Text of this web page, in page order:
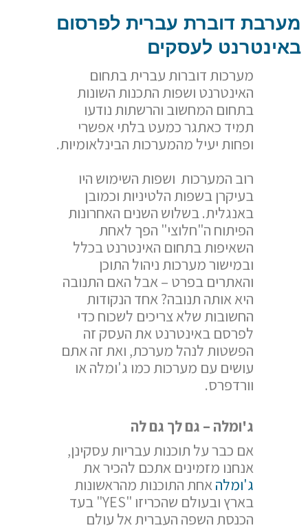
מערבת דוברת עברית לפרסום
באינטרנט לעסקים
מערכות דוברות עברית בתחום
האינטרנט ושפות התכנות השונות
בתחום המחשוב והרשתות נודעו
תמיד כאתגר כמעט בלתי אפשרי
ופחות יעיל מהמערכות הבינלאומיות.
רוב המערכות ושפות השימוש היו
בעיקרן בשפות הלטיניות וכמובן
באנגלית. בשלוש השנים האחרונות
הפיתוח ה"חלוצי" הפך לאחת
השאיפות בתחום האינטרנט בכלל
ובמישור מערכות ניהול התוכן
והאתרים בפרט – אבל האם התנובה
היא אותה תנובה? אחד הנקודות
החשובות שלא צריכים לשכוח כדי
לפרסם באינטרנט את העסק זה
הפשטות לנהל מערכת, ואת זה אתם
עושים עם מערכות כמו ג'ומלה או
וורדפרס.
ג'ומלה – גם לך גם לה
אם כבר על תוכנות עבריות עסקינן,
אנחנו מזמינים אתכם להכיר את
ג'ומלהאחת התוכנות מהראשונות
בארץ ובעולם שהכריזו "YES" בעד
הכנסת השפה העברית אל עולם